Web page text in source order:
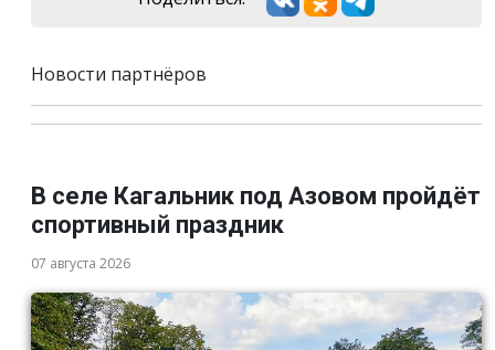
Новости партнёров
В селе Кагальник под Азовом пройдёт
спортивный праздник
07 августа 2026